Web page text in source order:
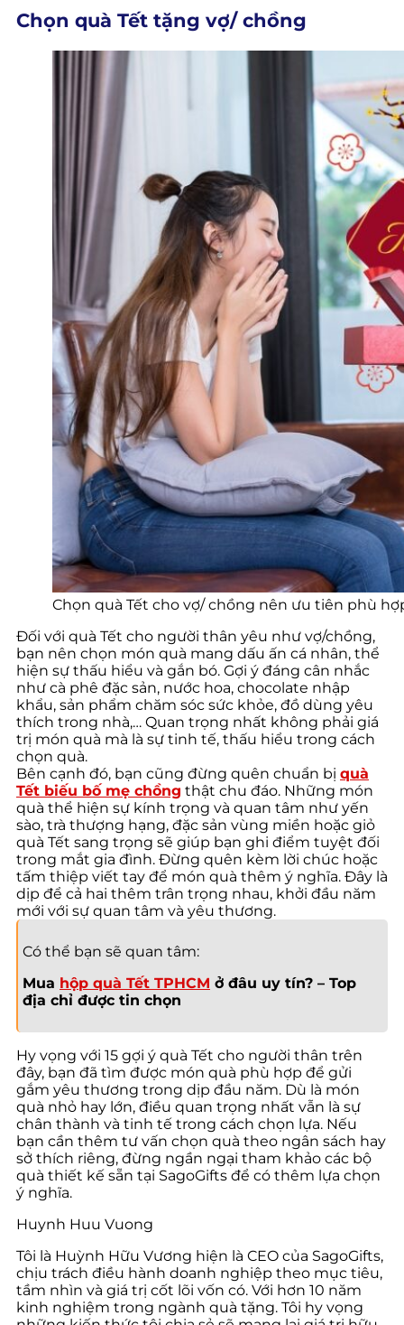
Chọn quà Tết tặng vợ/ chồng
Chọn quà Tết cho vợ/ chồng nên ưu tiên phù
Đối với quà Tết cho người thân yêu như vợ/chồng,
bạn nên chọn món quà mang dấu ấn cá nhân, thể
hiện sự thấu hiểu và gắn bó. Gợi ý đáng cân nhắc
như cà phê đặc sản, nước hoa, chocolate nhập
khẩu, sản phẩm chăm sóc sức khỏe, đồ dùng yêu
thích trong nhà,… Quan trọng nhất không phải giá
trị món quà mà là sự tinh tế, thấu hiểu trong cách
chọn quà.
Bên cạnh đó, bạn cũng đừng quên chuẩn bị quà
Tết biếu bố mẹ chồng thật chu đáo. Những món
quà thể hiện sự kính trọng và quan tâm như yến
sào, trà thượng hạng, đặc sản vùng miền hoặc giỏ
quà Tết sang trọng sẽ giúp bạn ghi điểm tuyệt đối
trong mắt gia đình. Đừng quên kèm lời chúc hoặc
tấm thiệp viết tay để món quà thêm ý nghĩa. Đây là
dịp để cả hai thêm trân trọng nhau, khởi đầu năm
mới với sự quan tâm và yêu thương.
Có thể bạn sẽ quan tâm:
Mua hộp quà Tết TPHCM ở đâu uy tín? – Top
địa chỉ được tin chọn
Hy vọng với 15 gợi ý quà Tết cho người thân trên
đây, bạn đã tìm được món quà phù hợp để gửi
gắm yêu thương trong dịp đầu năm. Dù là món
quà nhỏ hay lớn, điều quan trọng nhất vẫn là sự
chân thành và tinh tế trong cách chọn lựa. Nếu
bạn cần thêm tư vấn chọn quà theo ngân sách hay
sở thích riêng, đừng ngần ngại tham khảo các bộ
quà thiết kế sẵn tại SagoGifts để có thêm lựa chọn
ý nghĩa.
Huynh Huu Vuong
Tôi là Huỳnh Hữu Vương hiện là CEO của SagoGifts,
chịu trách điều hành doanh nghiệp theo mục tiêu,
tầm nhìn và giá trị cốt lõi vốn có. Với hơn 10 năm
kinh nghiệm trong ngành quà tặng. Tôi hy vọng